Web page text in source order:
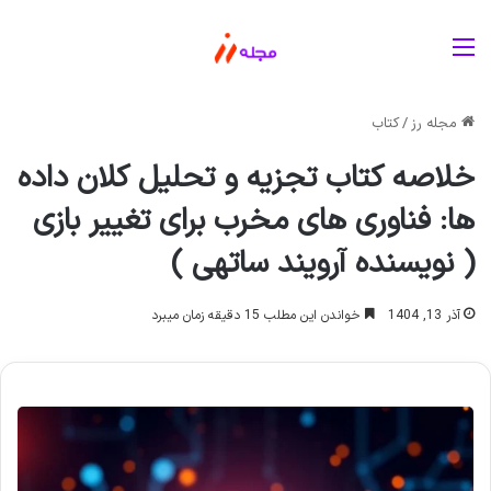
مجله رز/کتاب
خلاصه کتاب تجزیه و تحلیل کلان داده
ها: فناوری های مخرب برای تغییر بازی
( نویسنده آرویند ساتهی )
آذر 13, 1404 خواندن این مطلب 15 دقیقه زمان میبرد